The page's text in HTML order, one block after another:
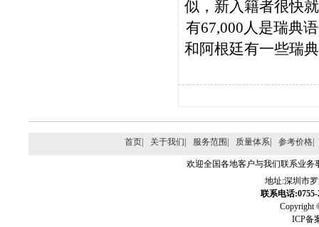
似，新入籍者很快
有67,000 人是瑞典
和阿根廷有一些瑞
首页| 关于我们| 服务范围| 质量体系| 参考价格|
欢迎全国各地客户与我们联系业
地址:深圳市
联系电话
Copyright
ICP备